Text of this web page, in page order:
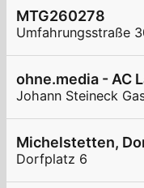
MTG260278
Umfahrungsstraße
ohne.media - AC
Johann Steineck
Michelstetten,
Dorfplatz 6